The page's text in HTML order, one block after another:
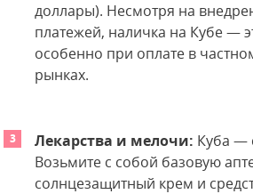
доллары). Несмотря на
платежей, наличка на Кубе —
особенно при оплате в
рынках.
Лекарства и мелочи: Куба —
Возьмите с собой базовую
солнцезащитный крем и